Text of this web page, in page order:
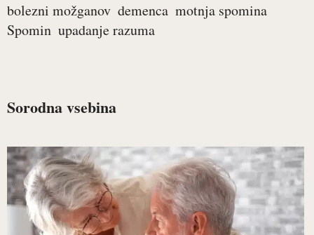
bolezni možganov demenca motnja spomina
Spomin upadanje razuma
Sorodna vsebina